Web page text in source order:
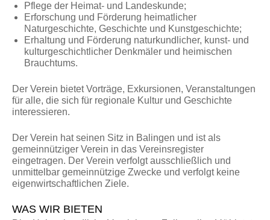
Pflege der Heimat- und Landeskunde;
Erforschung und Förderung heimatlicher
Naturgeschichte, Geschichte und Kunstgeschichte;
Erhaltung und Förderung naturkundlicher, kunst- und
kulturgeschichtlicher Denkmäler und heimischen
Brauchtums.
Der Verein bietet Vorträge, Exkursionen, Veranstaltungen
für alle, die sich für regionale Kultur und Geschichte
interessieren.
Der Verein hat seinen Sitz in Balingen und ist als
gemeinnütziger Verein in das Vereinsregister
eingetragen. Der Verein verfolgt ausschließlich und
unmittelbar gemeinnützige Zwecke und verfolgt keine
eigenwirtschaftlichen Ziele.
WAS WIR BIETEN